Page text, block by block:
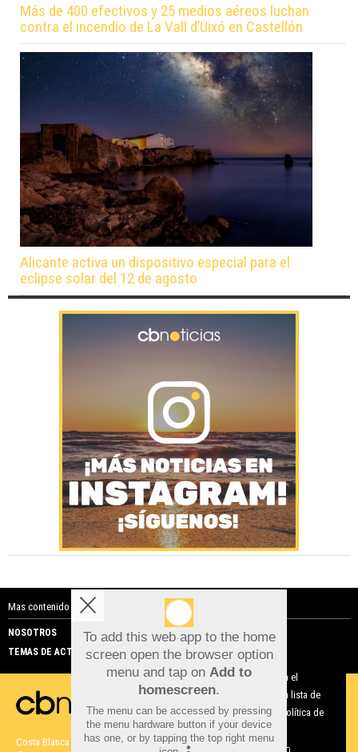
Más de 400 efectivos y 25 medios aéreos luchan
contra el incendio de La Vall d’Uixó en Castellón
Alicante activa un dispositivo especial para el
eclipse solar del 12 de agosto
Mas contenido de Costa Blanca Noticias:
NOSOTROS
PUBLICIDAD
TEMAS DE ACTUALIDAD
Costa Blanca Noticias | Términos de uso| Protección de datos
To add this web app to the home
screen open the browser option
menu and tap on Add to
homescreen.
The menu can be accessed by pressing
the menu hardware button if your device
has one, or by tapping the top right menu
Aviso sobre el Uso de cookies:
Utilizamos cookies nuestras y de terceros para el
funcionamiento del digital. Puedes consultar la lista de
cookies y como desconectarlas. Ver nuestra Política de
Privacidad y Cookies